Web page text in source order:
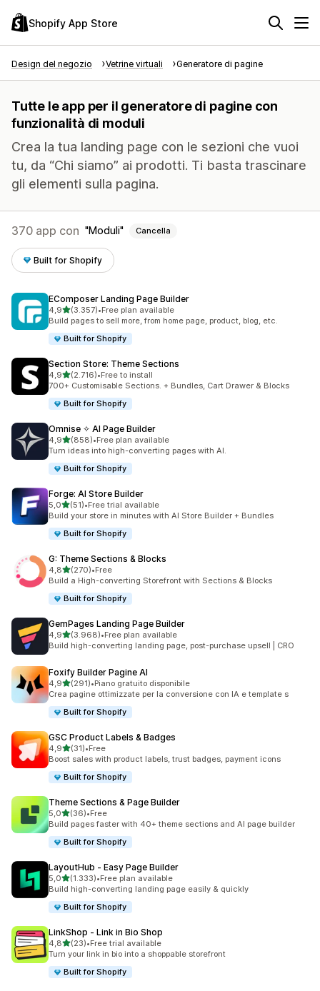
Shopify App Store
Design del negozio Vetrine virtuali Generatore di pagine
Tutte le app per il generatore di pagine con
funzionalità di moduli
Crea la tua landing page con le sezioni che vuoi
tu, da “Chi siamo” ai prodotti. Ti basta trascinare
gli elementi sulla pagina.
370 app con Moduli Cancella
Built for Shopify
EComposer Landing Page Builder
4,9stelle su 5
(3.357)
3357 recensioni totali
•Free plan available
Build pages to sell more, from home page, product, blog, etc.
Built for Shopify
Section Store: Theme Sections
4,9stelle su 5
(2.716)
2716 recensioni totali
•Free to install
700+ Customisable Sections. + Bundles, Cart Drawer & Blocks
Built for Shopify
Omnise ✧ AI Page Builder
4,9stelle su 5
(858)
858 recensioni totali
•Free plan available
Turn ideas into high-converting pages with AI.
Built for Shopify
Forge: AI Store Builder
5,0stelle su 5
(51)
51 recensioni totali
•Free trial available
Build your store in minutes with AI Store Builder + Bundles
Built for Shopify
G: Theme Sections & Blocks
4,8stelle su 5
(270)
270 recensioni totali
•Free
Build a High-converting Storefront with Sections & Blocks
Built for Shopify
GemPages Landing Page Builder
4,9stelle su 5
(3.968)
3968 recensioni totali
•Free plan available
Build high-converting landing page, post-purchase upsell | CRO
Foxify Builder Pagine AI
4,9stelle su 5
(291)
291 recensioni totali
•Piano gratuito disponibile
Crea pagine ottimizzate per la conversione con IA e template s
Built for Shopify
GSC Product Labels & Badges
4,9stelle su 5
(31)
31 recensioni totali
•Free
Boost sales with product labels, trust badges, payment icons
Built for Shopify
Theme Sections & Page Builder
5,0stelle su 5
(36)
36 recensioni totali
•Free
Build pages faster with 40+ theme sections and AI page builder
Built for Shopify
LayoutHub ‑ Easy Page Builder
5,0stelle su 5
(1.333)
1333 recensioni totali
•Free plan available
Build high-converting landing page easily & quickly
Built for Shopify
LinkShop ‑ Link in Bio Shop
4,8stelle su 5
(23)
23 recensioni totali
•Free trial available
Turn your link in bio into a shoppable storefront
Built for Shopify